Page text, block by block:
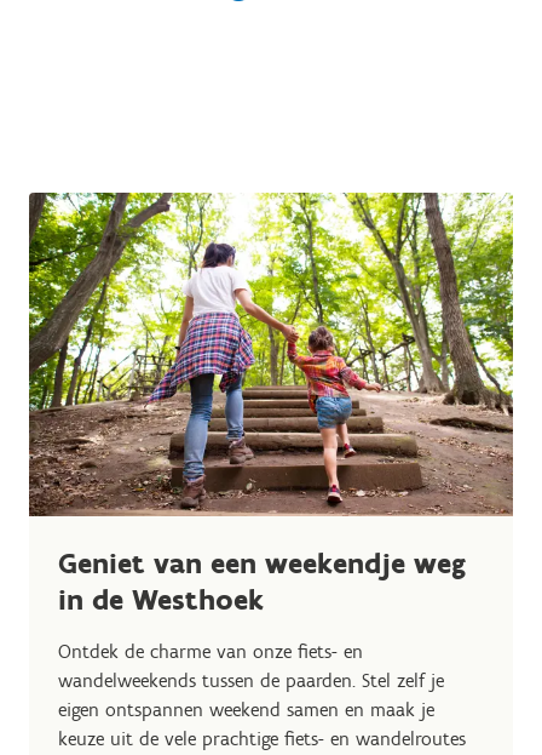
Geniet van een weekendje weg
in de Westhoek
Ontdek de charme van onze fiets- en
wandelweekends tussen de paarden. Stel zelf je
eigen ontspannen weekend samen en maak je
keuze uit de vele prachtige fiets- en wandelroutes